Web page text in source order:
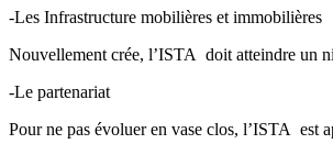
-Les Infrastructure mobilières et immobilières
Nouvellement crée, l’ISTA doit atteindre un
-Le partenariat
Pour ne pas évoluer en vase clos, l’ISTA est